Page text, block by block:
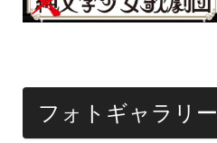
フォトギャラリー